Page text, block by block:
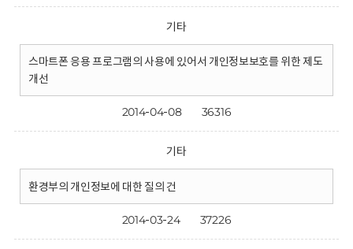
기타
스마트폰 응용 프로그램의 사용에 있어서 개인정보보호를 위한 제도
개선
2014-04-08 36316
기타
환경부의 개인정보에 대한 질의 건
2014-03-24 37226